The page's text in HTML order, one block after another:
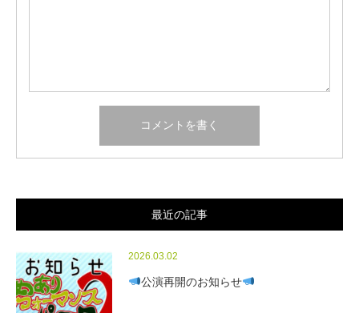
最近の記事
2026.03.02
公演再開のお知らせ